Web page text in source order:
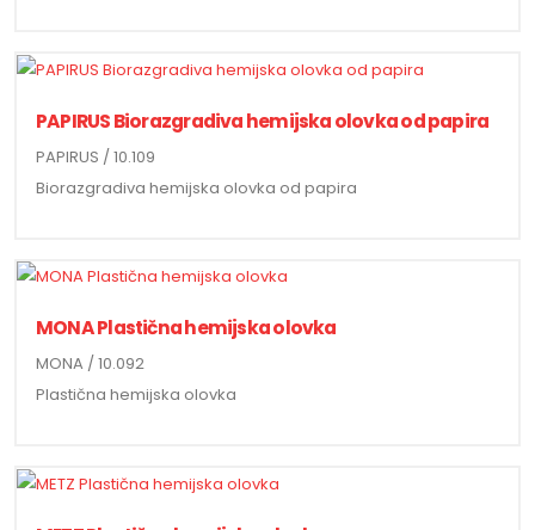
PAPIRUS Biorazgradiva hemijska olovka od papira
PAPIRUS / 10.109
Biorazgradiva hemijska olovka od papira
MONA Plastična hemijska olovka
MONA / 10.092
Plastična hemijska olovka